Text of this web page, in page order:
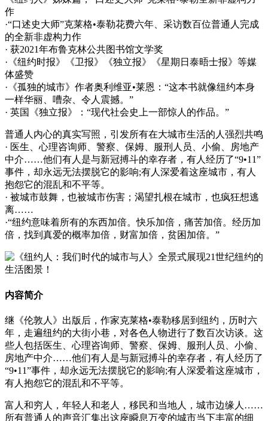
作
·“口述史大师”克莱格•泰勒花费六年、采访数百位普通人完成
的全新非虚构力作
· 获2021年布鲁克林公共图书馆文学奖
·《纽约时报》《卫报》《独立报》《星期日泰晤士报》等媒
体盛赞
·《孤独的城市》作者奥利维亚•莱恩：“这本书就像纽约本身
一样华丽、嘈杂、令人震撼。”
· 英国《独立报》：“现代社会史上一部惊人的作品。”
普通人内心的真实写照，引发所有在大城市生活的人强烈共鸣
· 医生、心理咨询师、警察、保姆、服刑人员、小偷、房地产
中介……他们有人是与新冠搏斗的幸存者，有人经历了“9•11”
事件，却永远无法摆脱它的影响;有人深爱着这座城市，有人
抱怨它的混乱和不平等。
· 被城市鼓舞，也被城市伤害；渴望扎根在城市，也疯狂想逃
离……
·“纽约意味着所有的东西加倍。快乐加倍，痛苦加倍。经历加
倍，找到真爱的概率加倍，财富加倍，贫困加倍。”
内容简介
继《伦敦人》出版后，作家克莱格•泰勒移居到纽约，历时六
年，走遍纽约的大街小巷，对各色人物进行了数百次访谈。这
些人包括医生、心理咨询师、警察、保姆、服刑人员、小偷、
房地产中介……他们有人是与新冠搏斗的幸存者，有人经历了
“9•11”事件，却永远无法摆脱它的影响;有人深爱着这座城市，
有人抱怨它的混乱和不平等。
富人和穷人，年轻人和老人，移民和当地人，城市边缘人……
所有普通人的声音汇集出这座瞬息万变的城市当下丰富的细